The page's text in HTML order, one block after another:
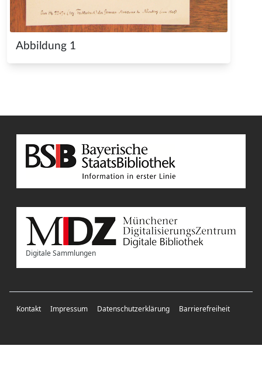
Abbildung 1
Digitale Sammlungen
Kontakt Impressum Datenschutzerklärung Barrierefreiheit